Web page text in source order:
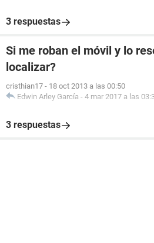
3 respuestas
Si me roban el móvil y lo
localizar?
cristhian17 - 18 oct 2013 a las 00:50
Edwin Arley García - 4 mar 2017 a las
3 respuestas